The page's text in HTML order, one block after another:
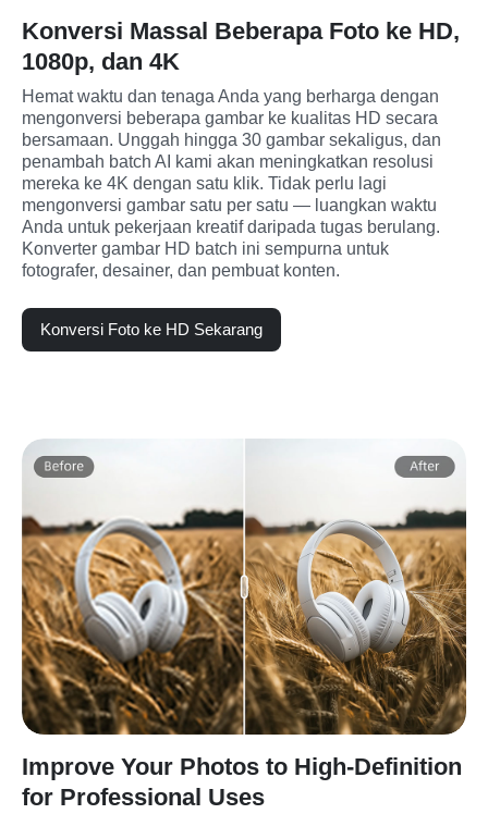
Konversi Massal Beberapa Foto ke HD,
1080p, dan 4K
Hemat waktu dan tenaga Anda yang berharga dengan
mengonversi beberapa gambar ke kualitas HD secara
bersamaan. Unggah hingga 30 gambar sekaligus, dan
penambah batch AI kami akan meningkatkan resolusi
mereka ke 4K dengan satu klik. Tidak perlu lagi
mengonversi gambar satu per satu — luangkan waktu
Anda untuk pekerjaan kreatif daripada tugas berulang.
Konverter gambar HD batch ini sempurna untuk
fotografer, desainer, dan pembuat konten.
Konversi Foto ke HD Sekarang
Improve Your Photos to High-Definition
for Professional Uses